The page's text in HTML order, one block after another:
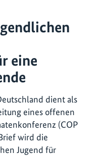
eine
dient als
eines offenen
(COP
wird die
Jugend für